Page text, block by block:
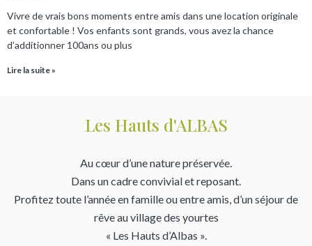
Vivre de vrais bons moments entre amis dans une location originale
et confortable ! Vos enfants sont grands, vous avez la chance
d’additionner 100ans ou plus
Lire la suite »
Les Hauts d'ALBAS
Au cœur d’une nature préservée.
Dans un cadre convivial et reposant.
Profitez toute l’année en famille ou entre amis, d’un séjour de
rêve au village des yourtes
« Les Hauts d’Albas ».